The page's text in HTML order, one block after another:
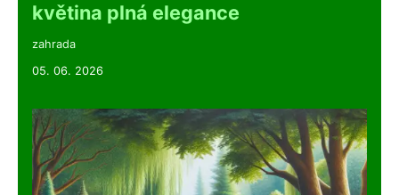
květina plná elegance
zahrada
05. 06. 2026